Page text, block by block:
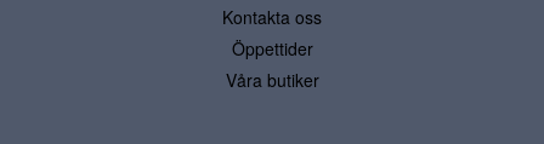
Kontakta oss
Öppettider
Våra butiker